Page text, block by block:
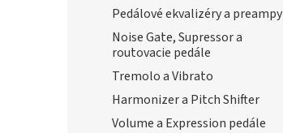
Pedálové ekvalizéry a preampy
Noise Gate, Supressor a
routovacie pedále
Tremolo a Vibrato
Harmonizer a Pitch Shifter
Volume a Expression pedále